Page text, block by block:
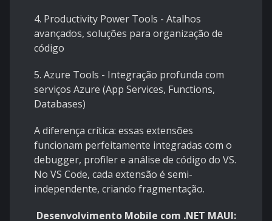
4. Productivity Power Tools - Atalhos
avançados, soluções para organização de
código
5. Azure Tools - Integração profunda com
serviços Azure (App Services, Functions,
Databases)
A diferença crítica: essas extensões
funcionam perfeitamente integradas com o
debugger, profiler e análise de código do VS.
No VS Code, cada extensão é semi-
independente, criando fragmentação.
Desenvolvimento Mobile com .NET MAUI: